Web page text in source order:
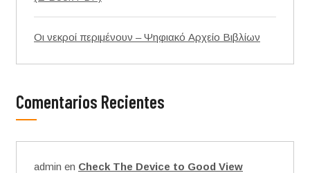
Οι νεκροί περιμένουν – Ψηφιακό Αρχείο Βιβλίων
Comentarios Recientes
admin en Check The Device to Good View